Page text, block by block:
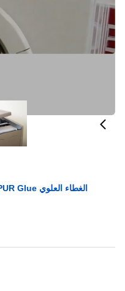
الغطاء العلوي PUR Glue خليط اللاصق بالذوبان الساخن للغسالة